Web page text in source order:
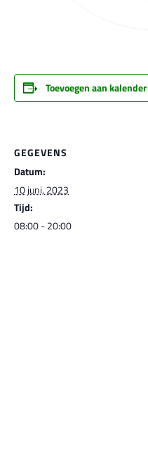
Toevoegen aan kalender
GEGEVENS
Datum:
10 juni, 2023
Tijd:
08:00 - 20:00